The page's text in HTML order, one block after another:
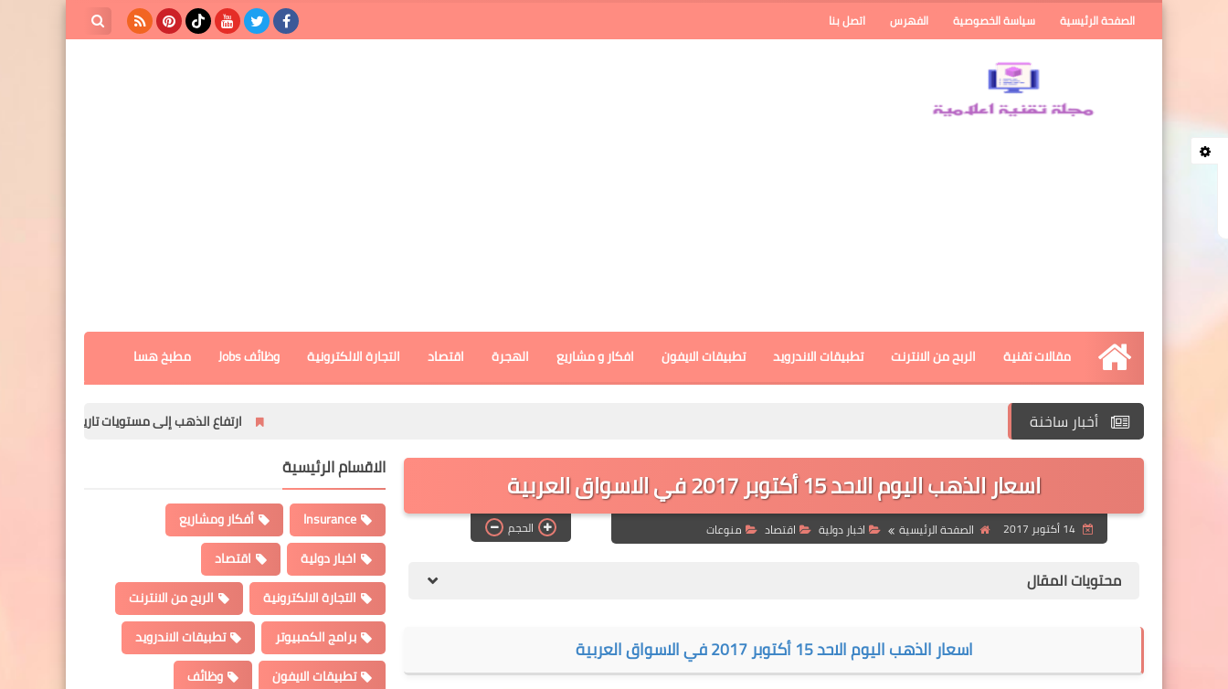
الصفحة الرئيسية سياسة الخصوصية الفهرس اتصل بنا
الرئيسية
مقالات تقنية الربح من الانترنت تطبيقات الاندرويد تطبيقات الايفون افكار و مشاريع الهجرة اقتصاد التجارة الالكترونية وظائف Jobs مطبخ هسا
أخبار ساخنة ارتفاع الذهب إلى مستويات تاريخية بعد فرض الرسوم
اسعار الذهب اليوم الاحد 15 أكتوبر 2017 في الاسواق العربية
14 أكتوبر 2017 الصفحة الرئيسية اخبار دولية اقتصاد منوعات الحجم
محتويات المقال
اسعار الذهب اليوم الاحد 15 أكتوبر 2017 في الاسواق العربية
الاقسام الرئيسية
Insurance
أفكار ومشاريع
اخبار دولية
اقتصاد
التجارة الالكترونية
الربح من الانترنت
برامج الكمبيوتر
تطبيقات الاندرويد
تطبيقات الايفون
وظائف